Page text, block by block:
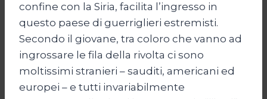
confine con la Siria, facilita l’ingresso in
questo paese di guerriglieri estremisti.
Secondo il giovane, tra coloro che vanno ad
ingrossare le fila della rivolta ci sono
moltissimi stranieri – sauditi, americani ed
europei – e tutti invariabilmente